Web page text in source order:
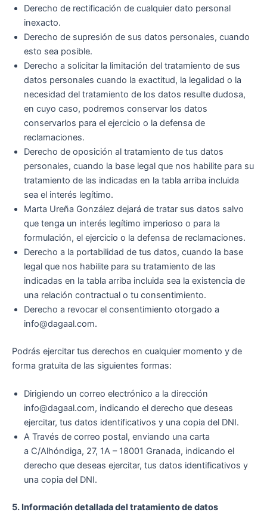
Derecho de rectificación de cualquier dato personal
inexacto.
Derecho de supresión de sus datos personales, cuando
esto sea posible.
Derecho a solicitar la limitación del tratamiento de sus
datos personales cuando la exactitud, la legalidad o la
necesidad del tratamiento de los datos resulte dudosa,
en cuyo caso, podremos conservar los datos
conservarlos para el ejercicio o la defensa de
reclamaciones.
Derecho de oposición al tratamiento de tus datos
personales, cuando la base legal que nos habilite para su
tratamiento de las indicadas en la tabla arriba incluida
sea el interés legítimo.
Marta Ureña González dejará de tratar sus datos salvo
que tenga un interés legítimo imperioso o para la
formulación, el ejercicio o la defensa de reclamaciones.
Derecho a la portabilidad de tus datos, cuando la base
legal que nos habilite para su tratamiento de las
indicadas en la tabla arriba incluida sea la existencia de
una relación contractual o tu consentimiento.
Derecho a revocar el consentimiento otorgado a
info@dagaal.com.
Podrás ejercitar tus derechos en cualquier momento y de
forma gratuita de las siguientes formas:
Dirigiendo un correo electrónico a la dirección
info@dagaal.com, indicando el derecho que deseas
ejercitar, tus datos identificativos y una copia del DNI.
A Través de correo postal, enviando una carta
a C/Alhóndiga, 27, 1A – 18001 Granada, indicando el
derecho que deseas ejercitar, tus datos identificativos y
una copia del DNI.
5. Información detallada del tratamiento de datos